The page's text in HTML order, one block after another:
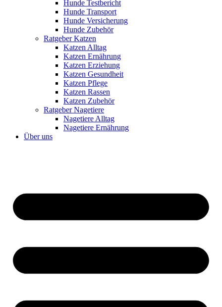
Hunde Testbericht
Hunde Transport
Hunde Versicherung
Hunde Zubehör
Ratgeber Katzen
Katzen Alltag
Katzen Ernährung
Katzen Erziehung
Katzen Gesundheit
Katzen Pflege
Katzen Rassen
Katzen Zubehör
Ratgeber Nagetiere
Nagetiere Alltag
Nagetiere Ernährung
Über uns